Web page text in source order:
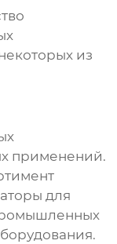
из
применений.
для